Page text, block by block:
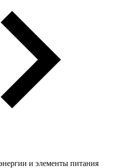
и элементы питания